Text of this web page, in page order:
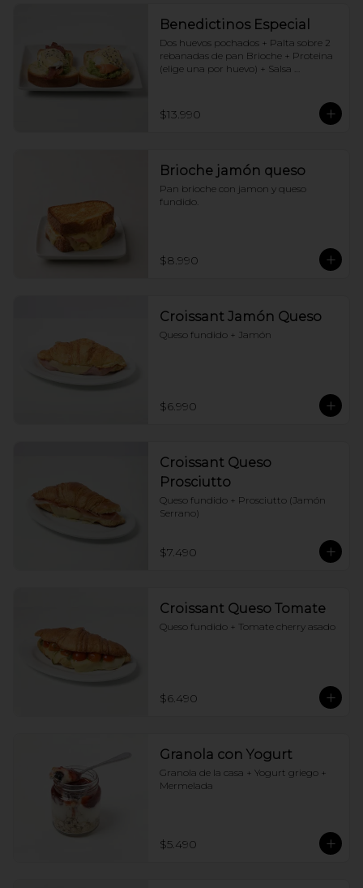
Benedictinos Especial
Dos huevos pochados + Palta sobre 2
rebanadas de pan Brioche + Proteina
(elige una por huevo) + Salsa
$13.990
Brioche jamón queso
Pan brioche con jamon y queso
fundido.
$8.990
Croissant Jamón Queso
Queso fundido + Jamón
$6.990
Croissant Queso
Prosciutto
Queso fundido + Prosciutto (Jamón
Serrano)
$7.490
Croissant Queso Tomate
Queso fundido + Tomate cherry asado
$6.490
Granola con Yogurt
Granola de la casa + Yogurt griego +
Mermelada
$5.490